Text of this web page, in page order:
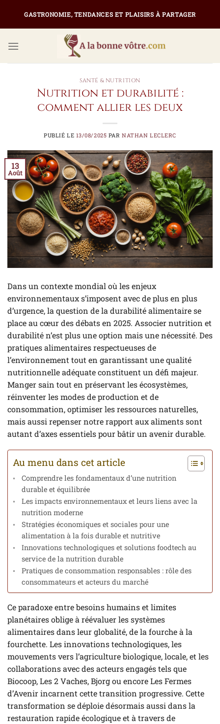
contenu
GASTRONOMIE, TENDANCES ET PLAISIRS À PARTAGER
SANTÉ & NUTRITION
Nutrition et durabilité :
comment allier les deux
PUBLIÉ LE 13/08/2025 PARNATHAN LECLERC
13
Août
Dans un contexte mondial où les enjeux
environnementaux s’imposent avec de plus en plus
d’urgence, la question de la durabilité alimentaire se
place au cœur des débats en 2025. Associer nutrition et
durabilité n’est plus une option mais une nécessité. Des
pratiques alimentaires respectueuses de
l’environnement tout en garantissant une qualité
nutritionnelle adéquate constituent un défi majeur.
Manger sain tout en préservant les écosystèmes,
réinventer les modes de production et de
consommation, optimiser les ressources naturelles,
mais aussi repenser notre rapport aux aliments sont
autant d’axes essentiels pour bâtir un avenir durable.
Au menu dans cet article
Comprendre les fondamentaux d’une nutrition
durable et équilibrée
Les impacts environnementaux et leurs liens avec la
nutrition moderne
Stratégies économiques et sociales pour une
alimentation à la fois durable et nutritive
Innovations technologiques et solutions foodtech au
service de la nutrition durable
Pratiques de consommation responsables : rôle des
consommateurs et acteurs du marché
Ce paradoxe entre besoins humains et limites
planétaires oblige à réévaluer les systèmes
alimentaires dans leur globalité, de la fourche à la
fourchette. Les innovations technologiques, les
mouvements vers l’agriculture biologique, locale, et les
collaborations avec des acteurs engagés tels que
Biocoop, Les 2 Vaches, Bjorg ou encore Les Fermes
d’Avenir incarnent cette transition progressive. Cette
transformation se déploie désormais aussi dans la
restauration rapide écologique et à travers de